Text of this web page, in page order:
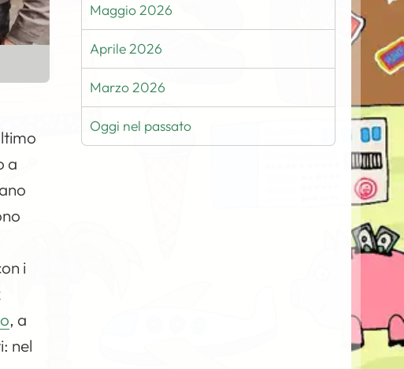
a
i
, a
nel
Maggio 2026
Aprile 2026
Marzo 2026
Oggi nel passato